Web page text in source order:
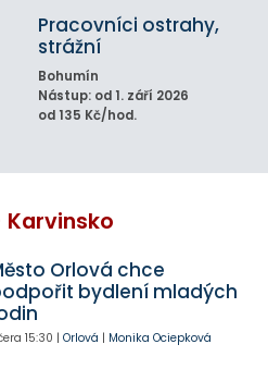
Pracovníci ostrahy,
strážní
Bohumín
Nástup: od 1. září 2026
od 135 Kč/hod.
Orlová chce
bydlení mladých
15:30 | Orlová | Monika Ociepková